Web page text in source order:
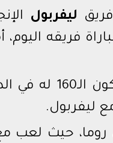
ليفربول
فريقه اليوم،